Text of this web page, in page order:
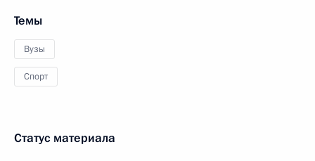
Темы
Вузы
Спорт
Статус материала